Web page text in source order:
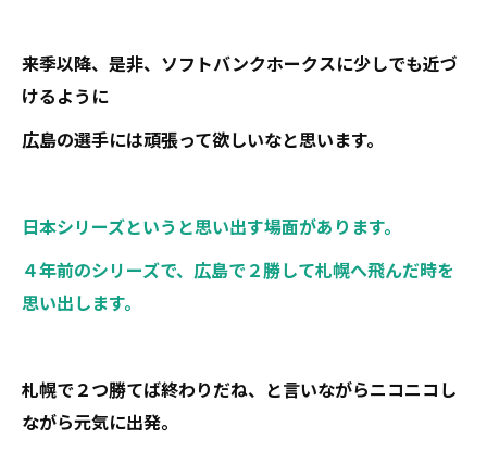
来季以降、是非、ソフトバンクホークスに少しでも近づ
けるように
広島の選手には頑張って欲しいなと思います。
日本シリーズというと思い出す場面があります。
４年前のシリーズで、広島で２勝して札幌へ飛んだ時を
思い出します。
札幌で２つ勝てば終わりだね、と言いながらニコニコし
ながら元気に出発。